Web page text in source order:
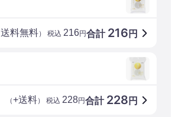
合計 216 円
送料無料） 税込 216円
合計 228 円
（+送料） 税込 228円